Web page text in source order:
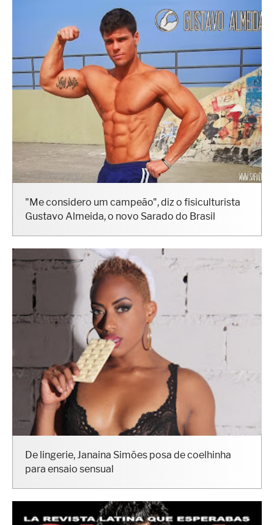
"Me considero um campeão", diz o fisiculturista
Gustavo Almeida, o novo Sarado do Brasil
De lingerie, Janaina Simões posa de coelhinha
para ensaio sensual